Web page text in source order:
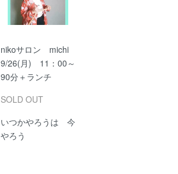
nikoサロン michi
9/26(月) 11：00～
90分＋ランチ
SOLD OUT
いつかやろうは 今
やろう